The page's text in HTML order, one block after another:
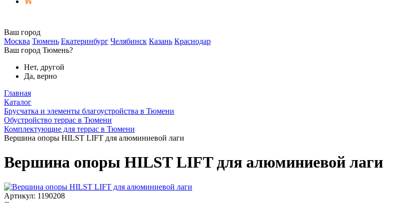
Ваш город
Москва Тюмень Екатеринбург Челябинск Казань Краснодар
Ваш город Тюмень?
Нет, другой
Да, верно
Главная
Каталог
Брусчатка и элементы благоустройства в Тюмени
Обустройство террас в Тюмени
Комплектующие для террас в Тюмени
Вершина опоры HILST LIFT для алюминиевой лаги
Вершина опоры HILST LIFT для алюминиевой лаги
Артикул: 1190208